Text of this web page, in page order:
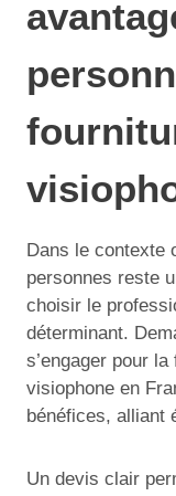
Dans le contexte
personnes reste
choisir le
déterminant.
s’engager pour
visiophone en
bénéfices, alliant
Un devis clair